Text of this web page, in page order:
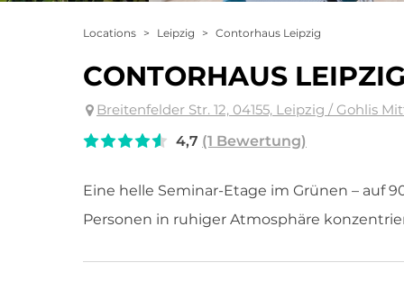
Locations > Leipzig > Contorhaus Leipzig
CONTORHAUS LEIPZIG
Breitenfelder Str. 12, 04155, Leipzig / Gohlis
4,7 (1 Bewertung)
Eine helle Seminar-Etage im Grünen – auf
Personen in ruhiger Atmosphäre